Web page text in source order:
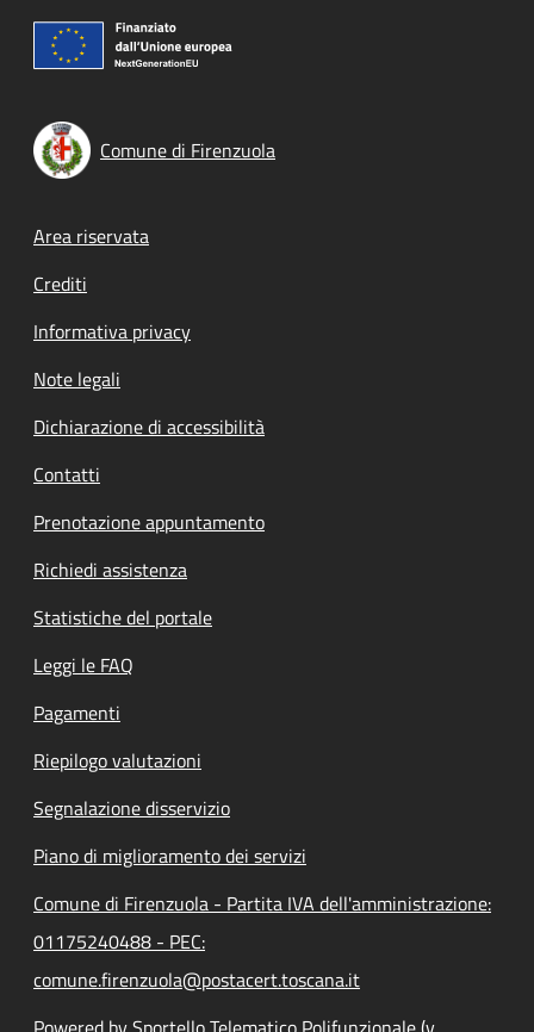
Comune di Firenzuola
Footer menu
Area riservata
Crediti
Informativa privacy
Note legali
Dichiarazione di accessibilità
Contatti
Prenotazione appuntamento
Richiedi assistenza
Statistiche del portale
Leggi le FAQ
Pagamenti
Riepilogo valutazioni
Segnalazione disservizio
Piano di miglioramento dei servizi
Comune di Firenzuola - Partita IVA dell'amministrazione:
01175240488 - PEC:
comune.firenzuola@postacert.toscana.it